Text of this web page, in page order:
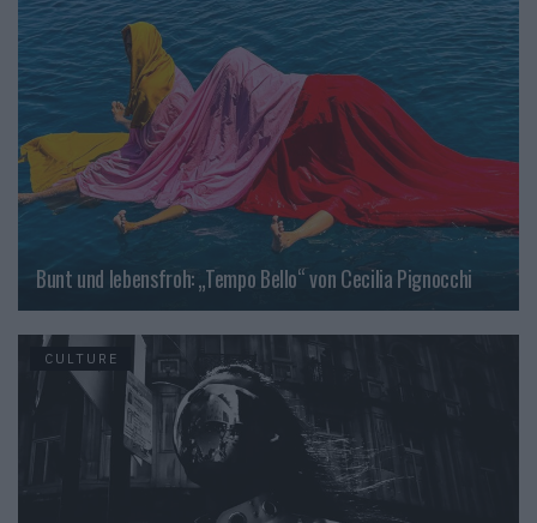
Bunt und lebensfroh: „Tempo Bello“ von Cecilia Pignocchi
CULTURE